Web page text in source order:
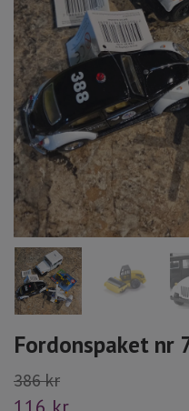
Fordonspaket nr
386 kr